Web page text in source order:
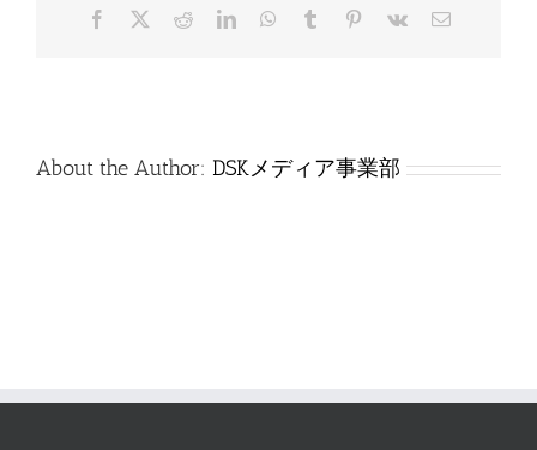
答
は
Facebook RedditLinkedInWhatsApp
Tumblr Pinterest
Vk
電
About the Author: DSKメディア事業部